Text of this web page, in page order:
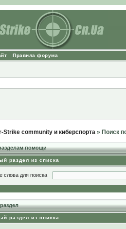
Правила форума
community и киберспорта» Поиск
помощи
раздел из списка
слова для поиска
раздел из списка